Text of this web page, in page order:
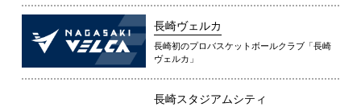
長崎ヴェルカ
長崎初のプロバスケットボールクラブ「長崎
ヴェルカ」
長崎スタジアムシティ